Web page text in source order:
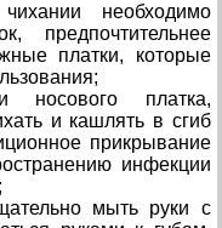
необходимо
предпочтительнее
платки, которые
носового платка,
и кашлять в сгиб
прикрывание
инфекции
мыть руки с